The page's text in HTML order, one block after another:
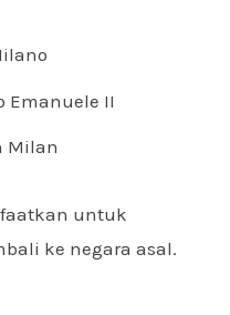
Emanuele II
Milan
untuk
ke negara asal.